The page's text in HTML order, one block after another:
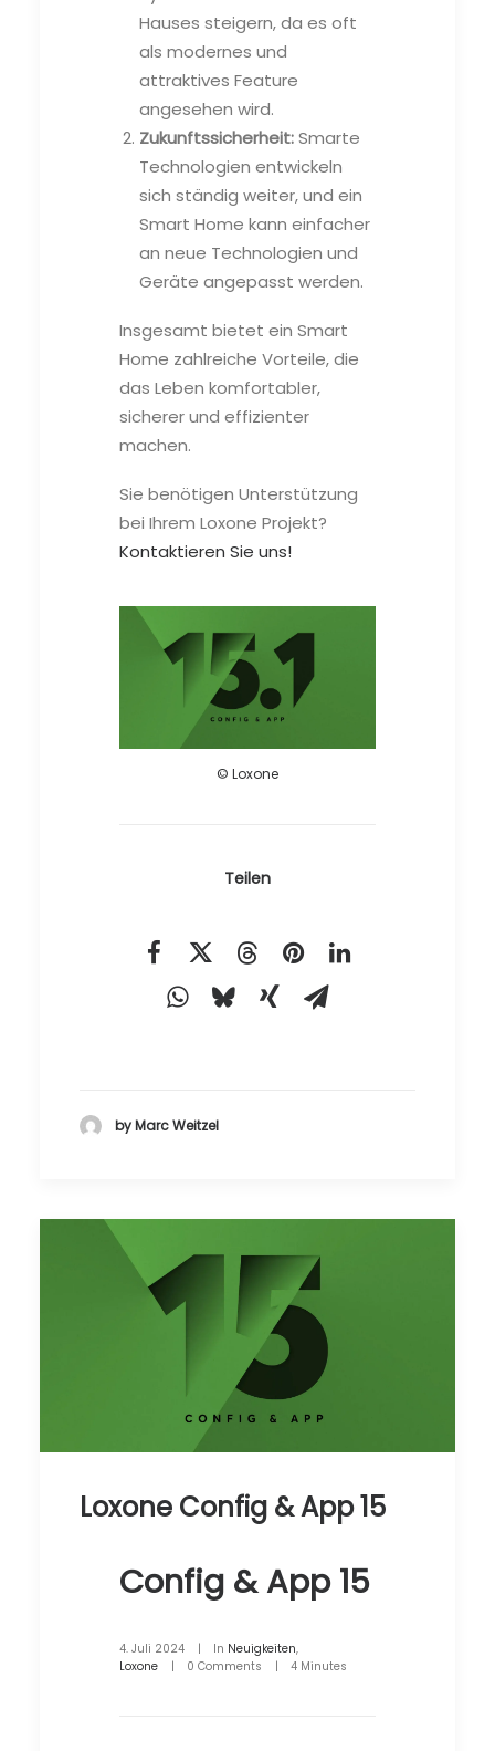
Hauses steigern, da es oft
als modernes und
attraktives Feature
angesehen wird.
Zukunftssicherheit:Smarte
Technologien entwickeln
sich ständig weiter, und ein
Smart Home kann einfacher
an neue Technologien und
Geräte angepasst werden.
Insgesamt bietet ein Smart
Home zahlreiche Vorteile, die
das Leben komfortabler,
sicherer und effizienter
machen.
Sie benötigen Unterstützung
bei Ihrem Loxone Projekt?
Kontaktieren Sie uns!
© Loxone
" data-lbox="ilightbox_single-3364" data-options="width:1920,height:1080,thumbnail: 'https://www.effizientes-zuhause.de/wp-content/uploads/loxone_news_config15.1-300x169.webp'">
© Loxone
Teilen
by Marc Weitzel
Loxone Config & App 15
Config & App 15
4. Juli 2024 | In Neuigkeiten,
Loxone
| 0 Comments | 4 Minutes